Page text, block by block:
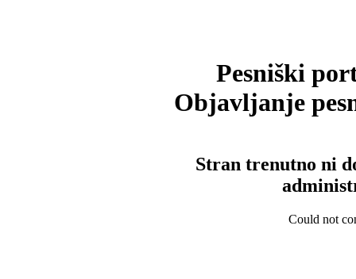
Pesniški
Objavljanje
Stran trenutno ni
Could not